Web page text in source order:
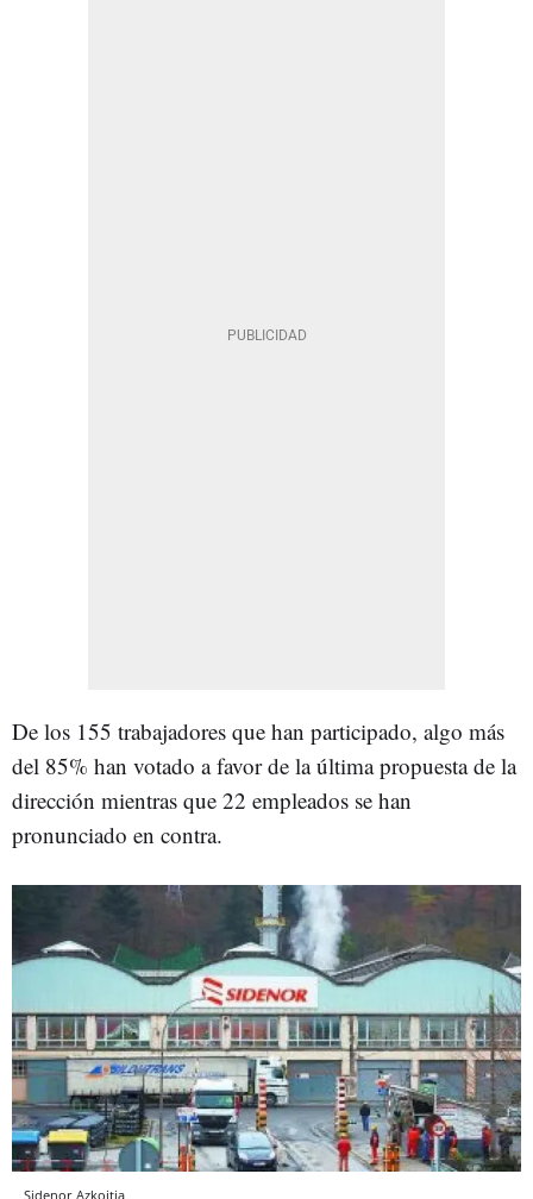
De los 155 trabajadores que han participado, algo más
del 85% han votado a favor de la última propuesta de la
dirección mientras que 22 empleados se han
pronunciado en contra.
Sidenor Azkoitia